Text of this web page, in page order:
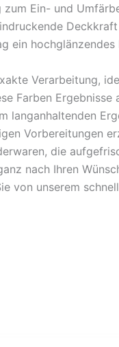
Ein- und
ein
Verarbeitung,
Farben Ergebnisse
langanhaltenden
Vorbereitungen
die
nach Ihren
von unserem